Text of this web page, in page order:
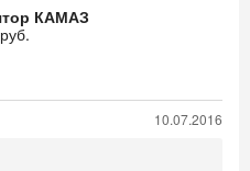
КАМАЗ
руб.
10.07.2016